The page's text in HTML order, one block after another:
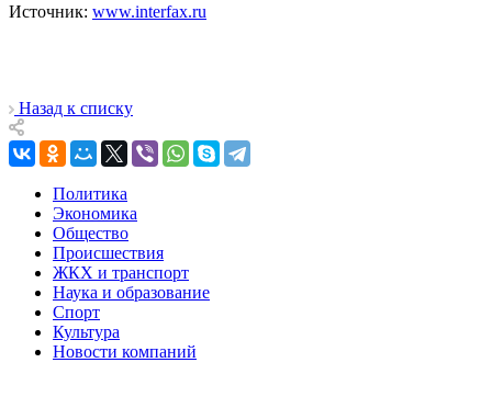
Источник: www.interfax.ru
Назад к списку
Политика
Экономика
Общество
Происшествия
ЖКХ и транспорт
Наука и образование
Спорт
Культура
Новости компаний